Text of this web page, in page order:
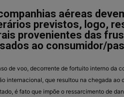
aéreas
previstos, logo,
provenientes das
ao consumidor/
de voo, decorrente de fortuito interno da
internacional, que resultou na chegada
é fato que impõe o ressarcimento de